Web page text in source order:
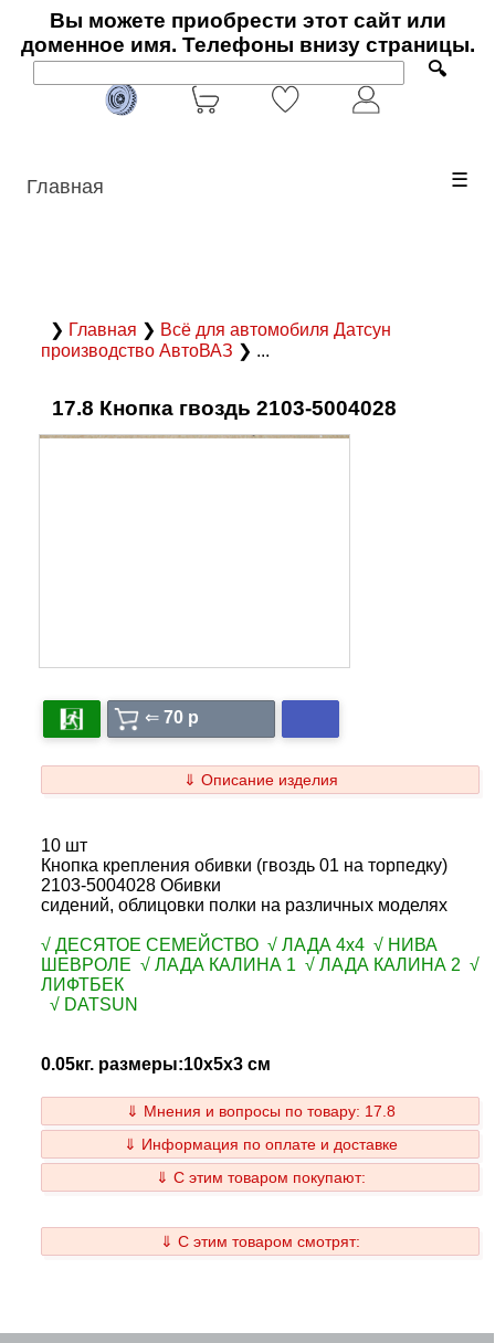
Вы можете приобрести этот сайт или
доменное имя. Телефоны внизу страницы.
🔍
Главная ☰
❯ Главная ❯ Всё для автомобиля Датсун
производство АвтоВАЗ ❯ ...
17.8 Кнопка гвоздь 2103-5004028
⇐ 70 p
⇓ Описание изделия
10 шт
Кнопка крепления обивки (гвоздь 01 на торпедку)
2103-5004028 Обивки
сидений, облицовки полки на различных моделях
√ ДЕСЯТОЕ СЕМЕЙСТВО √ ЛАДА 4х4 √ НИВА
ШЕВРОЛЕ √ ЛАДА КАЛИНА 1 √ ЛАДА КАЛИНА 2 √
ЛИФТБЕК
√ DATSUN
0.05кг. размеры:10x5x3 см
⇓ Мнения и вопросы по товару: 17.8
⇓ Информация по оплате и доставке
⇓ С этим товаром покупают:
⇓ С этим товаром смотрят: